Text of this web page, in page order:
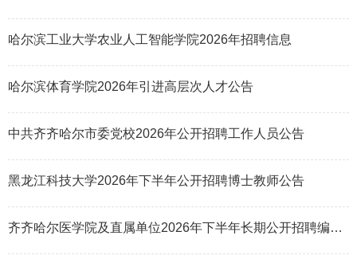
哈尔滨工业大学农业人工智能学院2026年招聘信息
哈尔滨体育学院2026年引进高层次人才公告
中共齐齐哈尔市委党校2026年公开招聘工作人员公告
黑龙江科技大学2026年下半年公开招聘博士教师公告
齐齐哈尔医学院及直属单位2026年下半年长期公开招聘编制内工作人员公告